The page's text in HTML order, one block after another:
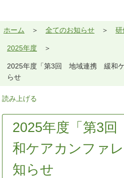
ホーム 全てのお知らせ 研
2025年度
2025年度「第3回 地域連携 緩和ケ
らせ
読み上げる
2025年度「第3
和ケアカンファ
知らせ